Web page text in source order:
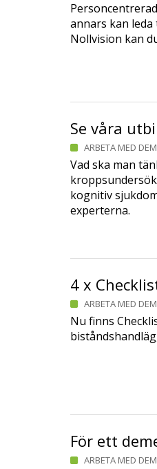
annars kan
Nollvision kan
Se våra
ARBETA MED
Vad ska man
kognitiv
experterna.
4 x
ARBETA MED
Nu finns
För ett
ARBETA MED